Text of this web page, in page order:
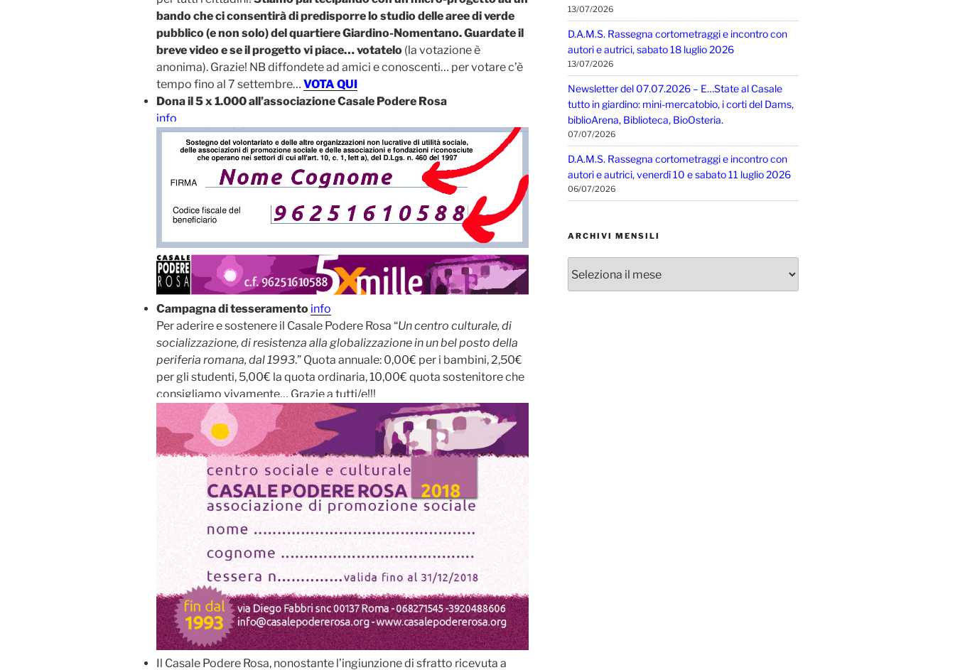
bando che ci consentirà di predisporre lo studio delle aree di verde
pubblico (e non solo) del quartiere Giardino-Nomentano. Guardate il
breve video e se il progetto vi piace… votatelo (la votazione è
anonima). Grazie! NB diffondete ad amici e conoscenti… per votare c’è
tempo fino al 7 settembre… VOTA QUI
Dona il 5 x 1.000 all’associazione Casale Podere Rosa
info
Campagna di tesseramento info
Per aderire e sostenere il Casale Podere Rosa “Un centro culturale, di
socializzazione, di resistenza alla globalizzazione in un bel posto della
periferia romana, dal 1993.” Quota annuale: 0,00€ per i bambini, 2,50€
per gli studenti, 5,00€ la quota ordinaria, 10,00€ quota sostenitore che
consigliamo vivamente… Grazie a tutti/e!!!
Il Casale Podere Rosa, nonostante l’ingiunzione di sfratto ricevuta a
13/07/2026
D.A.M.S. Rassegna cortometraggi e incontro con
autori e autrici, sabato 18 luglio 2026
13/07/2026
Newsletter del 07.07.2026 – E…State al Casale
tutto in giardino: mini-mercatobio, i corti del Dams,
biblioArena, Biblioteca, BioOsteria.
07/07/2026
D.A.M.S. Rassegna cortometraggi e incontro con
autori e autrici, venerdì 10 e sabato 11 luglio 2026
06/07/2026
ARCHIVI MENSILI
mensili